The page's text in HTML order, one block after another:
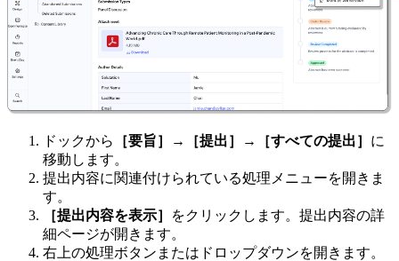
ドックから ［要旨］→［提出］→［すべての提出］ に
移動します。
提出内容に関連付けられている処理メニューを開きま
す。
［提出内容を表示］
をクリックします。提出内容の詳
細ページが開きます。
右上の処理ボタンまたはドロップダウンを開きます。